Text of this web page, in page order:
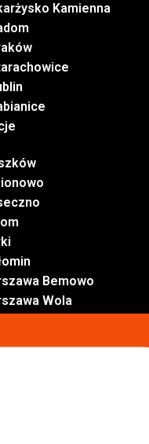
Kamienna
Bemowo
Wola
Radom
Płock